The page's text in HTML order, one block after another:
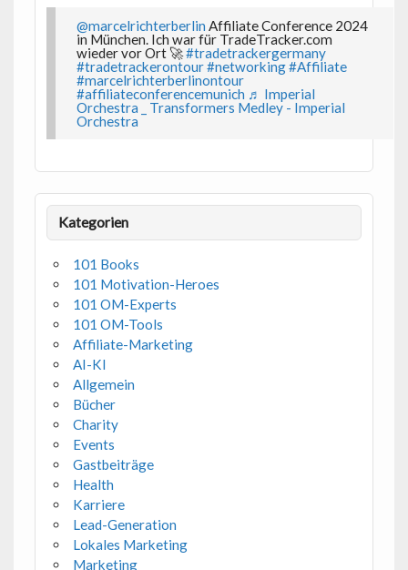
@marcelrichterberlin Affiliate Conference 2024
in München. Ich war für TradeTracker.com
wieder vor Ort 🚀#tradetrackergermany
#tradetrackerontour#networking#Affiliate
#marcelrichterberlinontour
#affiliateconferencemunich ♬ Imperial
Orchestra _ Transformers Medley - Imperial
Orchestra
Kategorien
101 Books
101 Motivation-Heroes
101 OM-Experts
101 OM-Tools
Affiliate-Marketing
AI-KI
Allgemein
Bücher
Charity
Events
Gastbeiträge
Health
Karriere
Lead-Generation
Lokales Marketing
Marketing